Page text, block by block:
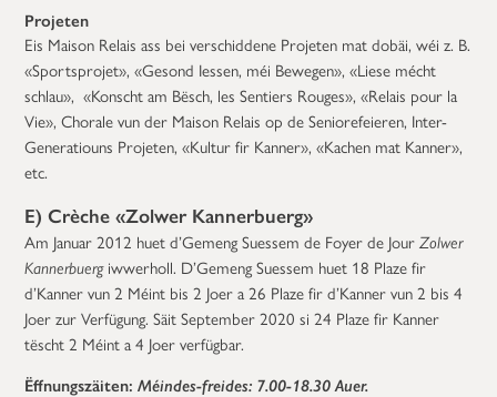
Projeten
Eis Maison Relais ass bei verschiddene Projeten mat dobäi, wéi z. B.
«Sportsprojet», «Gesond Iessen, méi Bewegen», «Liese mécht
schlau», «Konscht am Bësch, les Sentiers Rouges», «Relais pour la
Vie», Chorale vun der Maison Relais op de Seniorefeieren, Inter-
Generatiouns Projeten, «Kultur fir Kanner», «Kachen mat Kanner»,
etc.
E) Crèche «Zolwer Kannerbuerg»
Am Januar 2012 huet d’Gemeng Suessem de Foyer de JourZolwer
Kannerbuergiwwerholl. D’Gemeng Suessem huet 18 Plaze fir
d’Kanner vun 2 Méint bis 2 Joer a 26 Plaze fir d’Kanner vun 2 bis 4
Joer zur Verfügung. Säit September 2020 si 24 Plaze fir Kanner
tëscht 2 Méint a 4 Joer verfügbar.
Ëffnungszäiten:Méindes-freides: 7.00-18.30 Auer.